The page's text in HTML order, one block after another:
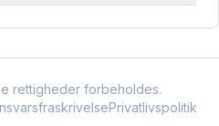
rettigheder forbeholdes.
Privatlivspolitik